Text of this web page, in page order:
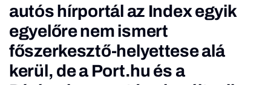
autós hírportál az Index egyik
egyelőre nem ismert
főszerkesztő-helyettese alá
kerül, de a Port.hu és a